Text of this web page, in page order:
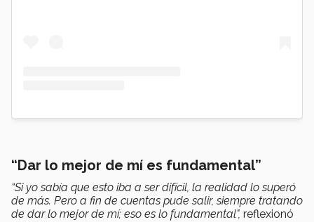
“Dar lo mejor de mí es fundamental”
“Si yo sabía que esto iba a ser difícil, la realidad lo superó
de más. Pero a fin de cuentas pude salir, siempre tratando
de dar lo mejor de mí; eso es lo fundamental", reflexionó